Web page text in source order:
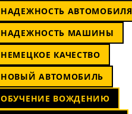
НАДЕЖНОСТЬ АВТОМОБИЛЯ
НАДЕЖНОСТЬ МАШИНЫ
НЕМЕЦКОЕ КАЧЕСТВО
НОВЫЙ АВТОМОБИЛЬ
ОБУЧЕНИЕ ВОЖДЕНИЮ